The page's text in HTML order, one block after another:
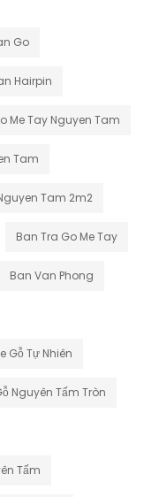
Go
Hairpin
Me Tay Nguyen Tam
Tam
Tam 2m2
Ban Tra Go Me Tay
Ban Van Phong
Gỗ Tự Nhiên
Nguyên Tấm Tròn
Tấm